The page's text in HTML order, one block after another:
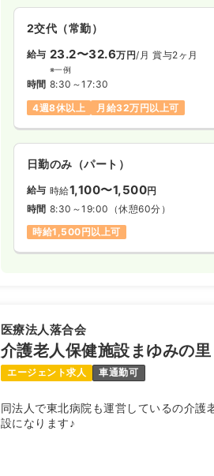
2交代（常勤）
給与 23.2〜32.6万円/月 賞与2ヶ月
※一例
時間 8:30～17:30
4週8休以上
月給32万円以上可
日勤のみ（パート）
給与 時給1,100〜1,500円
時間 8:30～19:00 （休憩60分）
時給1,500円以上可
医療法人落合会
介護老人保健施設まゆみの里
エージェント求人 車通勤可
同法人で東北病院も運営しているの介護
設になります♪